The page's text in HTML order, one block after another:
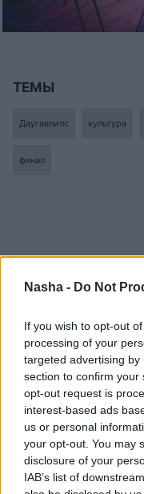
Nasha - Do Not
If you wish to opt-out
processing of your
targeted advertising
section to confirm your
opt-out request is
interest-based ads
us or personal
your opt-out. You may
disclosure of your
IAB’s list of
ТЕМЫ
Даугавпилс культура
финал